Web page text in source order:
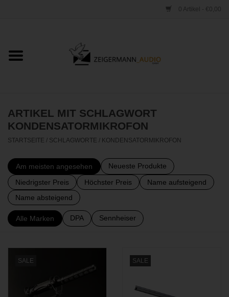
0 Artikel - €0,00
Startseite
VERTRIEB
WERKSTATT
STUDIO
KONTAKT
BLOG
ARTIKEL MIT SCHLAGWORT
KONDENSATORMIKROFON
STARTSEITE / SCHLAGWORTE / KONDENSATORMIKROFON
Am meisten angesehen
Neueste Produkte
Niedrigster Preis
Höchster Preis
Name aufsteigend
Name absteigend
Alle Marken DPA Sennheiser
SALE SALE